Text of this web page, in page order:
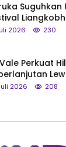
Tumpeng
2026 230
Perkuat
2026 208